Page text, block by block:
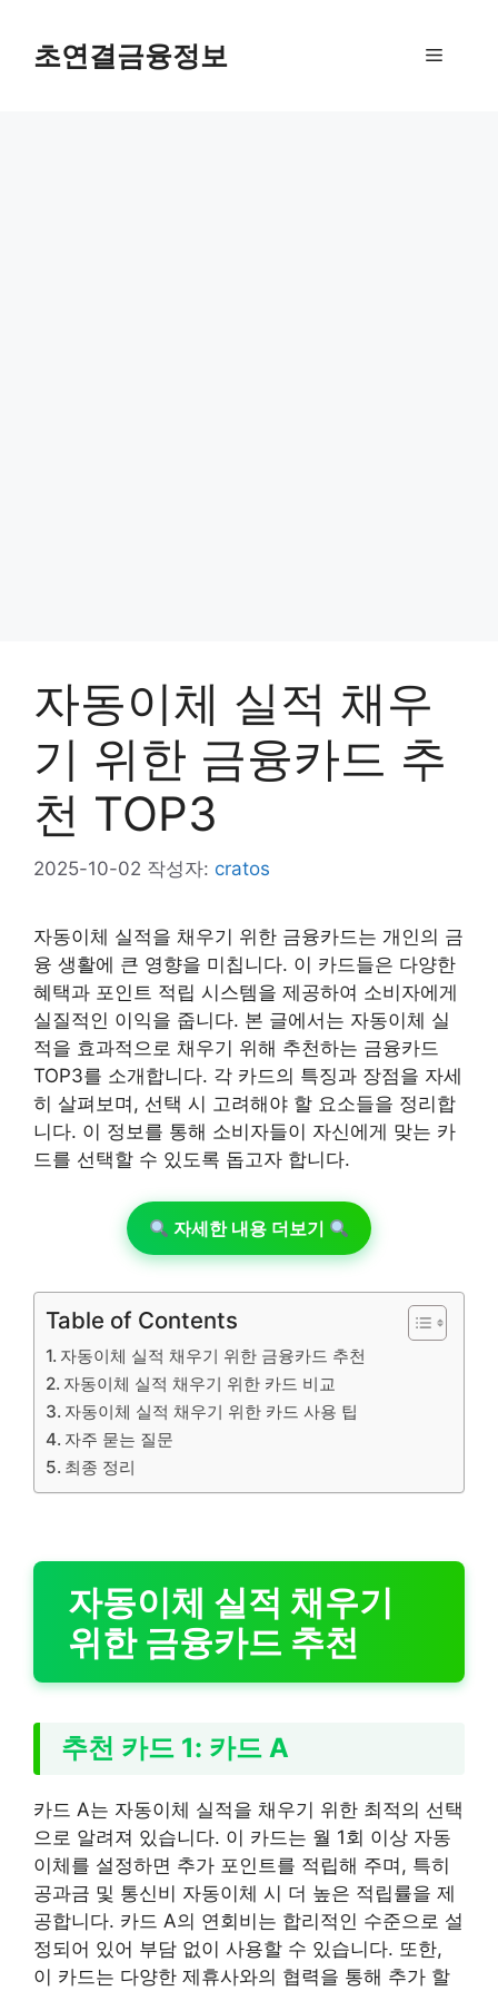
초연결금융정보 메
자동이체 실적 채우
기 위한 금융카드 추
천 TOP3
2025-10-02 작성자: cratos
자동이체 실적을 채우기 위한 금융카드는 개인의 금
융 생활에 큰 영향을 미칩니다. 이 카드들은 다양한
혜택과 포인트 적립 시스템을 제공하여 소비자에게
실질적인 이익을 줍니다. 본 글에서는 자동이체 실
적을 효과적으로 채우기 위해 추천하는 금융카드
TOP3를 소개합니다. 각 카드의 특징과 장점을 자세
히 살펴보며, 선택 시 고려해야 할 요소들을 정리합
니다. 이 정보를 통해 소비자들이 자신에게 맞는 카
드를 선택할 수 있도록 돕고자 합니다.
자세한 내용 더보기
Table of Contents
자동이체 실적 채우기 위한 금융카드 추천
자동이체 실적 채우기 위한 카드 비교
자동이체 실적 채우기 위한 카드 사용 팁
자주 묻는 질문
최종 정리
자동이체 실적 채우기
위한 금융카드 추천
추천 카드 1: 카드 A
카드 A는 자동이체 실적을 채우기 위한 최적의 선택
으로 알려져 있습니다. 이 카드는 월 1회 이상 자동
이체를 설정하면 추가 포인트를 적립해 주며, 특히
공과금 및 통신비 자동이체 시 더 높은 적립률을 제
공합니다. 카드 A의 연회비는 합리적인 수준으로 설
정되어 있어 부담 없이 사용할 수 있습니다. 또한,
이 카드는 다양한 제휴사와의 협력을 통해 추가 할